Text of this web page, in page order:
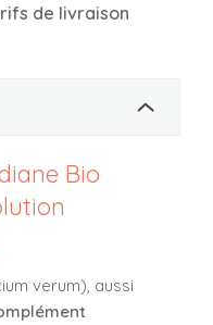
de livraison
Bio
verum), aussi